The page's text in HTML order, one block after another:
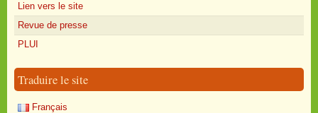
Lien vers le site
Revue de presse
PLUI
Traduire le site
Français